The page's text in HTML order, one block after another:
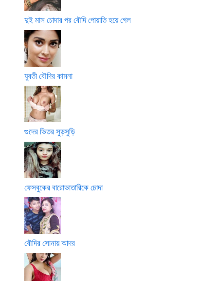
দুই মাস চোদার পর বৌদি পোয়াতি হয়ে গেল
যুবতী বৌদির কামনা
গুদের ভিতর সুড়সুড়ি
ফেসবুকের বারোভাতারিকে চোদা
বৌদির সোনায় আদর